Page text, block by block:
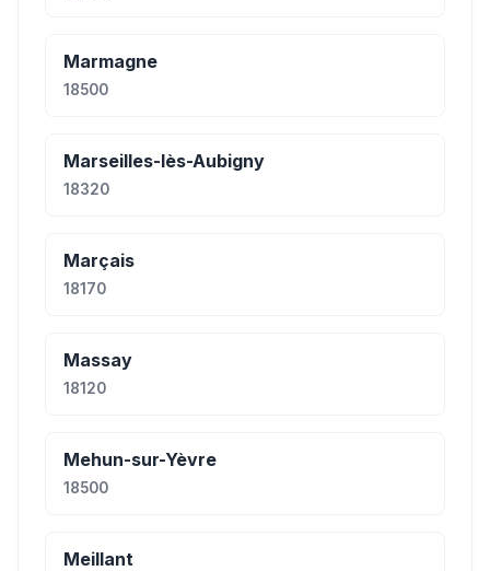
Marmagne
18500
Marseilles-lès-Aubigny
18320
Marçais
18170
Massay
18120
Mehun-sur-Yèvre
18500
Meillant